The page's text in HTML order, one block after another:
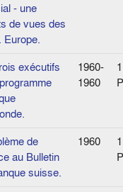
- une
de vues des
Europe.
exécutifs
1960-
1960
1
de
au Bulletin
suisse.
1960
1